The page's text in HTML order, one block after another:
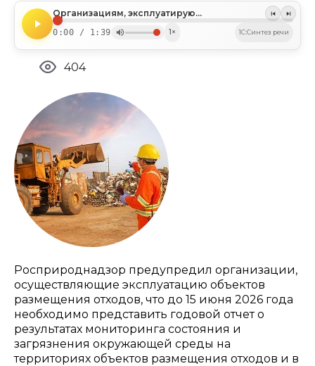
Организациям, эксплуатирующим объекты размещения отходов, пора сдавать годовой отчет в Росприроднадзор
0:00 / 1:39 1× 1C:Синтез речи
404
Росприроднадзор предупредил организации,
осуществляющие эксплуатацию объектов
размещения отходов, что до 15 июня 2026 года
необходимо представить годовой отчет о
результатах мониторинга состояния и
загрязнения окружающей среды на
территориях объектов размещения отходов и в